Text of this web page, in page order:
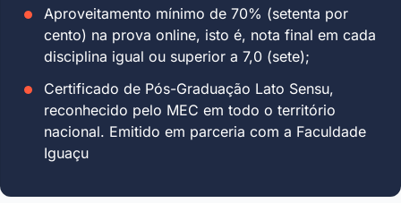
Aproveitamento mínimo de 70% (setenta por
cento) na prova online, isto é, nota final em cada
disciplina igual ou superior a 7,0 (sete);
Certificado de Pós-Graduação Lato Sensu,
reconhecido pelo MEC em todo o território
nacional. Emitido em parceria com a Faculdade
Iguaçu